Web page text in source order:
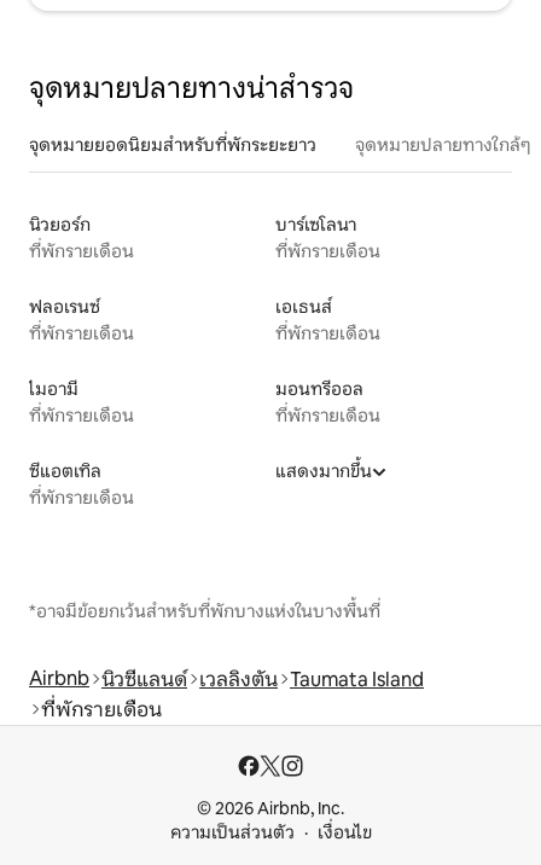
จุดหมายปลายทางน่าสำรวจ
จุดหมายยอดนิยมสำหรับที่พักระยะยาว จุดหมายปลายทางใกล้ๆ
นิวยอร์ก
ที่พักรายเดือน
บาร์เซโลนา
ที่พักรายเดือน
ฟลอเรนซ์
ที่พักรายเดือน
เอเธนส์
ที่พักรายเดือน
ไมอามี
ที่พักรายเดือน
มอนทรีออล
ที่พักรายเดือน
ซีแอตเทิล
ที่พักรายเดือน
แสดงมากขึ้น
*อาจมีข้อยกเว้นสำหรับที่พักบางแห่งในบางพื้นที่
Airbnb นิวซีแลนด์ เวลลิงตัน Taumata Island
ที่พักรายเดือน
© 2026 Airbnb, Inc.
ความเป็นส่วนตัว
เงื่อนไข